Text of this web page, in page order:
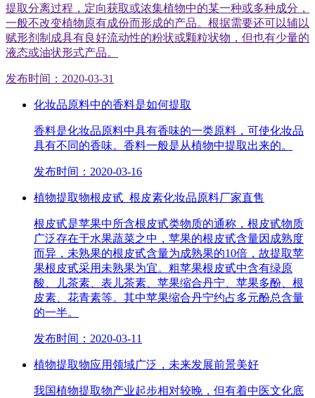
提取分离过程，定向获取或浓集植物中的某一种或多种成分，
一般不改变植物原有成份而形成的产品。根据需要还可以辅以
赋形剂制成具有良好流动性的粉状或颗粒状物，但也有少量的
液态或油状形式产品。
发布时间：2020-03-31
化妆品原料中的香料是如何提取
香料是化妆品原料中具有香味的一类原料，可使化妆品
具有不同的香味。香料一般是从植物中提取出来的。
发布时间：2020-03-16
植物提取物根皮甙_根皮素化妆品原料厂家直售
根皮甙是苹果中所含根皮甙类物质的通称，根皮甙物质
广泛存在于水果蔬菜之中，苹果的根皮甙含量因成熟度
而异，未熟果的根皮甙含量为成熟果的10倍，故提取苹
果根皮甙采用未熟果为宜。粗苹果根皮甙中含有绿原
酸、儿茶素、表儿茶素、苹果缩合丹宁、苹果多酚、根
皮素、花青素等。其中苹果缩合丹宁约占多元酚总含量
的一半。
发布时间：2020-03-11
植物提取物应用领域广泛，未来发展前景美好
我国植物提取物产业起步相对较晚，但有着中医文化底